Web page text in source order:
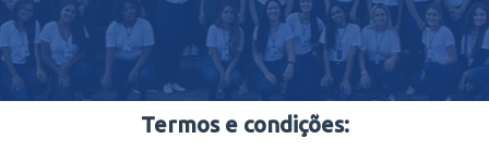
Termos e condições: